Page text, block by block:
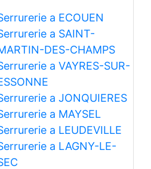
a ECOUEN
a SAINT-
DES-CHAMPS
a VAYRES-SUR-
a JONQUIERES
a MAYSEL
a LEUDEVILLE
a LAGNY-LE-